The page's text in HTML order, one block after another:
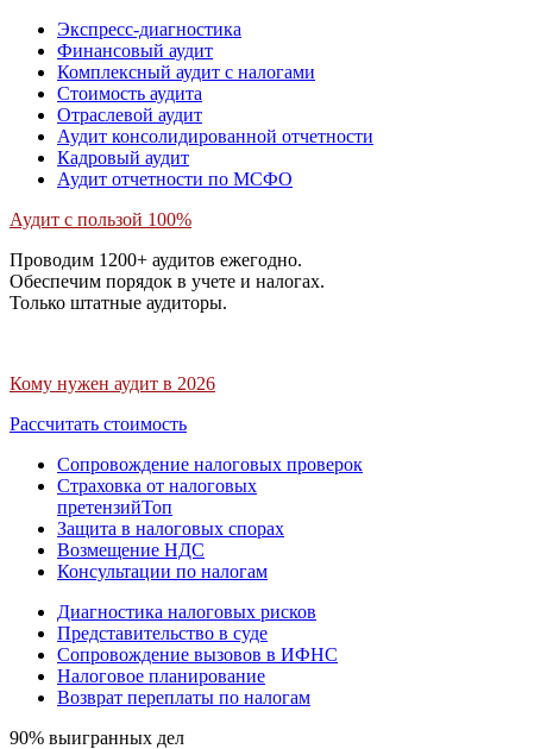
Экспресс-диагностика
Финансовый аудит
Комплексный аудит с налогами
Стоимость аудита
Отраслевой аудит
Аудит консолидированной отчетности
Кадровый аудит
Аудит отчетности по МСФО
Аудит с пользой 100%
Проводим 1200+ аудитов ежегодно.
Обеспечим порядок в учете и налогах.
Только штатные аудиторы.
Кому нужен аудит в 2026
Рассчитать стоимость
Сопровождение налоговых проверок
Страховка от налоговых
претензийТоп
Защита в налоговых спорах
Возмещение НДС
Консультации по налогам
Диагностика налоговых рисков
Представительство в суде
Сопровождение вызовов в ИФНС
Налоговое планирование
Возврат переплаты по налогам
90% выигранных дел